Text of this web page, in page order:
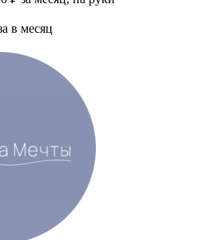
в месяц